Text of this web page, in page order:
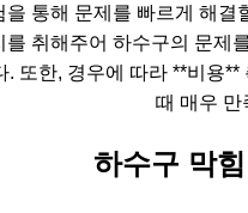
을 통해 문제를 빠르게 해결
를 취해주어 하수구의 문제
. 또한, 경우에 따라 **비용
때 매우 만
하수구 막